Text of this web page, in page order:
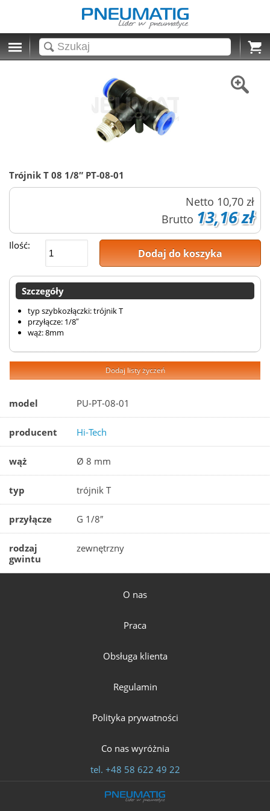
Cart
Trójnik T 08 1/8″ PT-08-01
Netto 10,70 zł
Brutto 13,16 zł
Ilość:
Dodaj do koszyka
Szczegóły
typ szybkozłączki: trójnik T
przyłącze: 1/8″
wąż: 8mm
Dodaj listy życzeń
model PU-PT-08-01
producent Hi-Tech
wąż Ø 8 mm
typ trójnik T
przyłącze G 1/8″
rodzaj
gwintu
zewnętrzny
O nas
Praca
Obsługa klienta
Regulamin
Polityka prywatności
Co nas wyróżnia
tel. +48 58 622 49 22